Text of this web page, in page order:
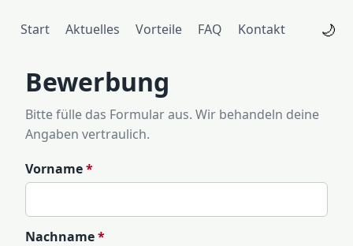
Start Aktuelles Vorteile FAQ Kontakt 🌙
Bewerbung
Bitte fülle das Formular aus. Wir behandeln deine
Angaben vertraulich.
Vorname*
Nachname*